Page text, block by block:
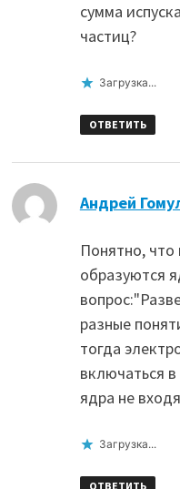
сумма
частиц?
Загрузка...
ОТВЕТИТЬ
Андрей
Понятно,
образуются
разные
тогда
включаться
ядра не
Загрузка...
ОТВЕТИТЬ